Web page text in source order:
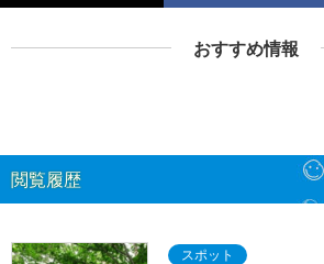
おすすめ情報
閲覧履歴